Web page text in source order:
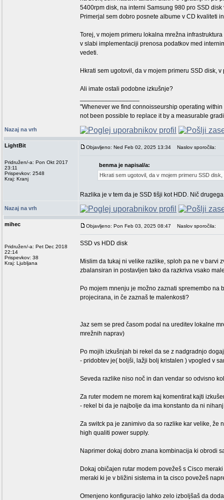
5400rpm disk, na interni Samsung 980 pro SSD
Primerjal sem dobro posnete albume v CD kvaliteti
Torej, v mojem primeru lokalna mrežna
v slabi implementaciji prenosa podatkov med
vedeti.
Hkrati sem ugotovil, da v mojem primeru SSD disk,
Ali imate ostali podobne izkušnje?
"Whenever we find connoisseurship operating
not been possible to replace it by a measurable
Nazaj na vrh
LightBit
Pridružen/-a: Pon Okt 2017
23:11
Prispevkov: 2548
Kraj: Kranj
Objavljeno: Ned Feb 02, 2025 13:34 Naslov sporočila:
benma je napisal/a:
Hkrati sem ugotovil, da v mojem primeru SSD
Razlika je v tem da je SSD tišji kot HDD. Nič
Nazaj na vrh
mihec
Pridružen/-a: Pet Dec 2018
22:14
Prispevkov: 38
Kraj: Ljubljana
Objavljeno: Pon Feb 03, 2025 08:47 Naslov sporočila:
SSD vs HDD disk
Mislim da tukaj ni velike razlike, sploh pa ne v barvi
zbalansiran in postavljen tako da razkriva vsako
Po mojem mnenju je možno zaznati spremembo
projecirana, in če zaznaš te malenkosti?
Jaz sem se pred časom podal na ureditev lokalne
mrežnih naprav)
Po mojih izkušnjah bi rekel da se z nadgradnjo
- pridobtev je( boljši, lažji bolj kristalen ) vpogled v
Seveda razlike niso noč in dan vendar so odvisno
Za ruter modem ne morem kaj komentirat kajti
- rekel bi da je najbolje da ima konstanto da ni
Za switck pa je zanimivo da so razlike kar velike, že
high qualiti power supply.
Naprimer dokaj dobro znana kombinacija ki obrodi
Dokaj običajen rutar modem povežeš s Cisco
meraki ki je v bližini sistema in ta cisco povežeš
Omenjeno konfiguracijo lahko zelo izboljšaš da